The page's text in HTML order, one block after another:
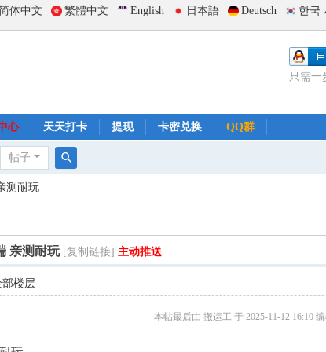
体中文 繁體中文 English 日本語 Deutsch 한국
只需一
心 天天打卡 提现 卡密兑换 QQ群
帖子
测耐玩
亲测耐玩 [复制链接] 主动推送
部楼层
本帖最后由 搬运工 于 2025-11-12 16:10